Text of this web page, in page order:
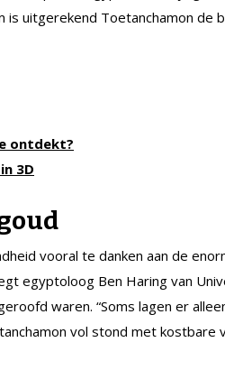
is uitgerekend Toetanchamon
ontdekt?
3D
vooral te danken aan de
egyptoloog Ben Haring van
waren. “Soms lagen er
vol stond met kostbare